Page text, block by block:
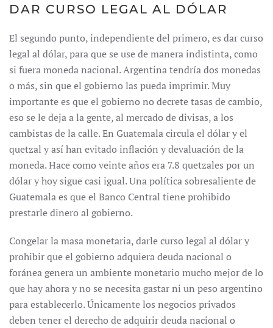
DAR CURSO LEGAL AL DÓLAR
El segundo punto, independiente del primero, es dar curso
legal al dólar, para que se use de manera indistinta, como
si fuera moneda nacional. Argentina tendría dos monedas
o más, sin que el gobierno las pueda imprimir. Muy
importante es que el gobierno no decrete tasas de cambio,
eso se le deja a la gente, al mercado de divisas, a los
cambistas de la calle. En Guatemala circula el dólar y el
quetzal y así han evitado inflación y devaluación de la
moneda. Hace como veinte años era 7.8 quetzales por un
dólar y hoy sigue casi igual. Una política sobresaliente de
Guatemala es que el Banco Central tiene prohibido
prestarle dinero al gobierno.
Congelar la masa monetaria, darle curso legal al dólar y
prohibir que el gobierno adquiera deuda nacional o
foránea genera un ambiente monetario mucho mejor de lo
que hay ahora y no se necesita gastar ni un peso argentino
para establecerlo. Únicamente los negocios privados
deben tener el derecho de adquirir deuda nacional o